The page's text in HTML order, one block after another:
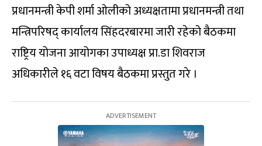
प्रधानमन्त्री केपी शर्मा ओलीको अध्यक्षतामा प्रधानमन्त्री तथा
मन्त्रिपरिषद् कार्यालय सिंहदरबारमा जारी रहेको बैठकमा
राष्ट्रिय योजना आयोगका उपाध्यक्ष प्रा.डा शिवराज
अधिकारीले १६ वटा विषय बैठकमा प्रस्तुत गरे ।